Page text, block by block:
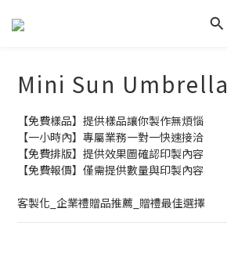
Mini Sun Umbrella
【免費樣品】提供樣品讓你製作無煩惱
【一小時內】專屬業務一對一快速接洽
【免費排版】提供效果圖確認印製內容
【免費報價】僅需提供數量與印製內容
客製化_企業禮贈品推薦_贈禮最佳選擇